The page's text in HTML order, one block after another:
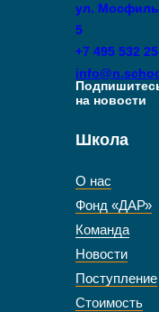
Школа
О нас
Фонд «ДАР»
Команда
Новости
Поступление
Стоимость
на новости
ул.
5
+7 495 532